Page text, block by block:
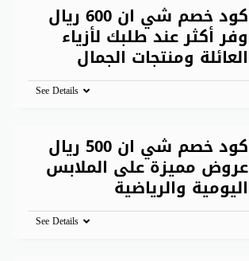
كود خصم شي ان 600 ريال
وفر أكثر عند طلبك لأزياء
العائلة ومنتجات الجمال
See Details
كود خصم شي ان 500 ريال
عروض مميزة على الملابس
اليومية والرياضية
See Details